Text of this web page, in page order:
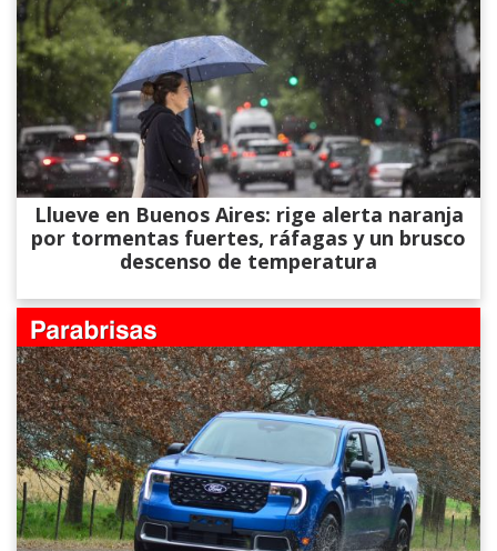
Llueve en Buenos Aires: rige alerta naranja
por tormentas fuertes, ráfagas y un brusco
descenso de temperatura